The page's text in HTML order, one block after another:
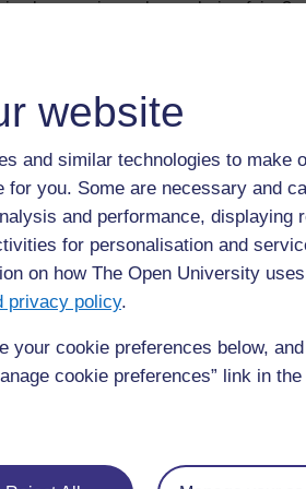
website
and similar technologies to make
you. Some are necessary and
and performance, displaying
for personalisation and
on how The Open University
privacy policy.
your cookie preferences below,
cookie preferences” link in
je changerai pour la prochaine fois ?
l’utilisation des activités
elles aidé à atteindre mes
elles adaptées à ma classe ?
elles stimulé l’intérêt des élèves ?
m’ont-elles aidé(e) à atteindre mes
étaient-elles adaptées à ma classe ?
ont-elles stimulé l’intérêt des élèves ?
elles agréables ?